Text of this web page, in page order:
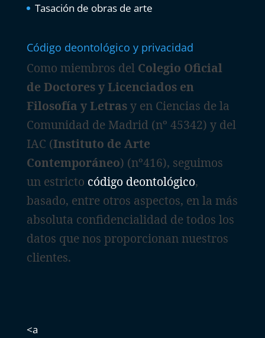
Tasación de obras de arte
Código deontológico y privacidad
Como miembros delColegio Oficial
de Doctores y Licenciados en
Filosofía y Letrasy en Ciencias de la
Comunidad de Madrid (nº 45342) y del
IAC (Instituto de Arte
Contemporáneo) (nº416), seguimos
un estricto código deontológico,
basado, entre otros aspectos, en la más
absoluta confidencialidad de todos los
datos que nos proporcionan nuestros
clientes.
<a